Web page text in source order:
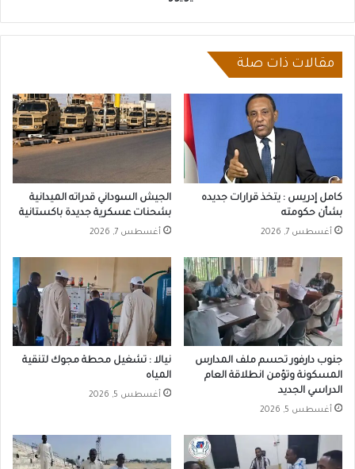
مقالات ذات صلة
كامل إدريس : يتخذ قرارات جديده
بشأن حكومته
أغسطس 7, 2026
الجيش السوداني قدراته الميدانية
بشحنات عسكرية جديدة باكستانية
أغسطس 7, 2026
جنوب دارفور تحسم ملف المدارس
المسكونة وتؤمن انطلاقة العام
الدراسي الجديد
أغسطس 5, 2026
نيالا : تشغيل محطة مجوك لتنقية
المياه
أغسطس 5, 2026